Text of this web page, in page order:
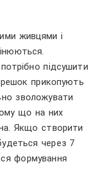
живцями і
підсушити
прикопують
зволожувати
що на них
Якщо створити
через 7
формування